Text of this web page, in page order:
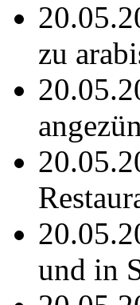
zu
und in